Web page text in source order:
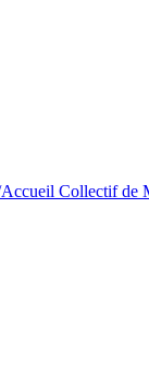
Collectif de